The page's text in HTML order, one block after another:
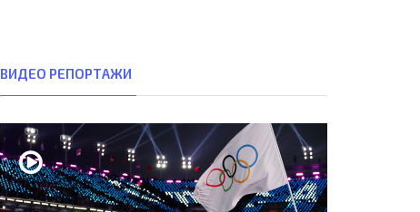
ВИДЕО РЕПОРТАЖИ